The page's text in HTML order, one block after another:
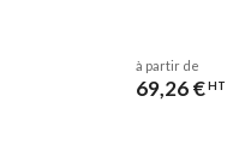
à partir de
69,26 €HT